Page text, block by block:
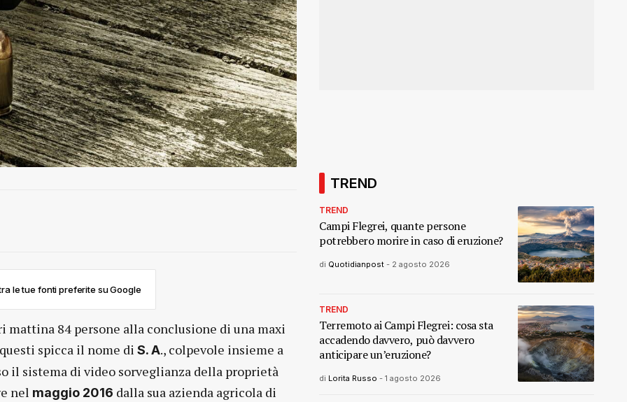
le tue fonti preferite su Google
mattina 84 persone alla conclusione di una maxi
spicca il nome di S. A., colpevole insieme a
il sistema di video sorveglianza della proprietà
nel maggio 2016 dalla sua azienda agricola di
TREND
TREND
Campi Flegrei, quante persone
potrebbero morire in caso di eruzione?
di Quotidianpost - 2 agosto 2026
TREND
Terremoto ai Campi Flegrei: cosa sta
accadendo davvero, può davvero
anticipare un’eruzione?
di Lorita Russo - 1 agosto 2026